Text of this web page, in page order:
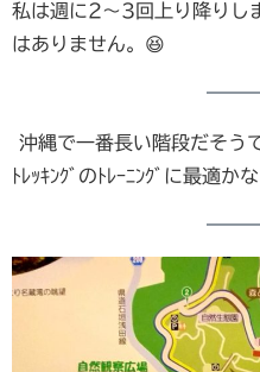
私は週に2～3回上り降りし
はありません。😆
沖縄で一番長い階段だそう
ﾄﾚｯｷﾝｸﾞのﾄﾚｰﾆﾝｸﾞに最適か